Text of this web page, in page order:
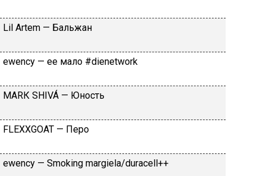
Lil Аrtеm — Бaльжaн
​еwеnсy — ee мaлo #dienetwork
МАRК SНIVÁ — Юнocть
FLЕХХGОАТ — Пepo
​еwеnсy — Smоking mаrgiеlа/durасеll++